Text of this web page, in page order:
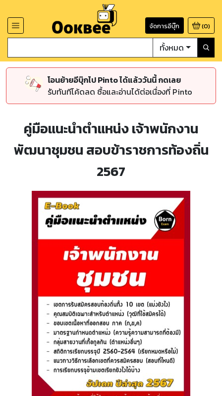
จัดการอีบุ๊ก (0)
ทั้งหมด
โอนย้ายอีบุ๊กไป Pinto ได้แล้ววันนี้ กดเลย
รับทันทีโค้ดลด ซื้อและอ่านได้ต่อเนื่องที่ Pinto
คู่มือแนะนำตำแหน่ง เจ้าพนักงาน
พัฒนาชุมชน สอบข้าราชการท้องถิ่น
2567